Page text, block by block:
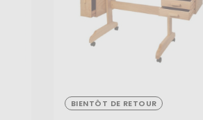
BIENTÔT DE RETOUR
1 102,05 €